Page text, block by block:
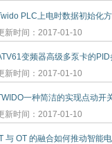
PLC上电时数据初始化
新时间：2017-01-10
变频器高级多泵卡的
新时间：2017-01-10
一种简洁的实现点动开
新时间：2017-01-10
与 OT 的融合如何推动智能